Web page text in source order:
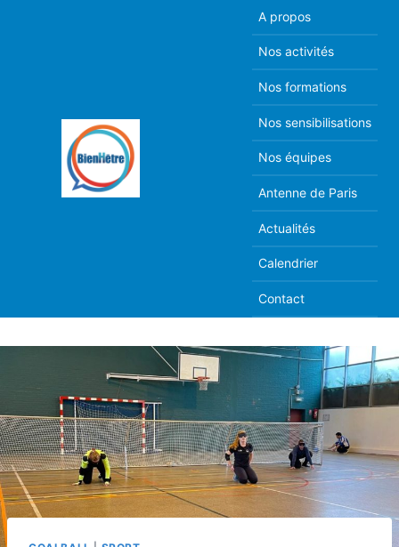
A propos
Nos activités
Nos formations
Nos sensibilisations
Nos équipes
Antenne de Paris
Actualités
Calendrier
Contact